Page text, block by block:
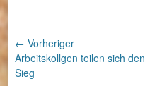
Beitragsnavigation
← Vorheriger
Vorheriger
Beitrag:
Arbeitskollgen teilen sich den
Sieg